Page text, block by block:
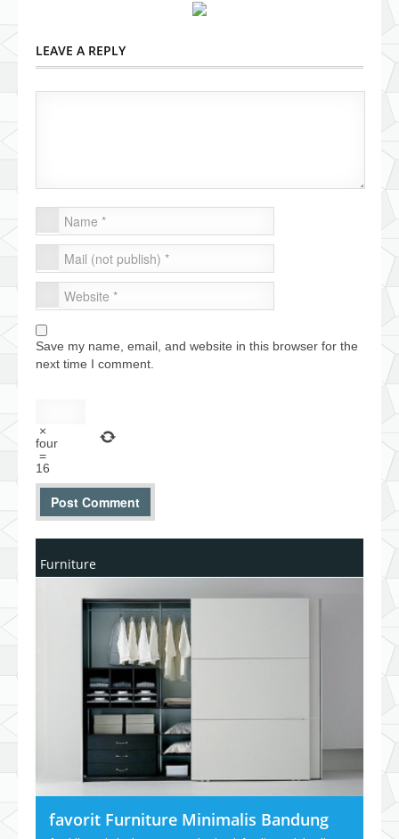
LEAVE A REPLY
Save my name, email, and website in this browser for the
next time I comment.
×
four
=
16
Furniture
favorit Furniture Minimalis Bandung